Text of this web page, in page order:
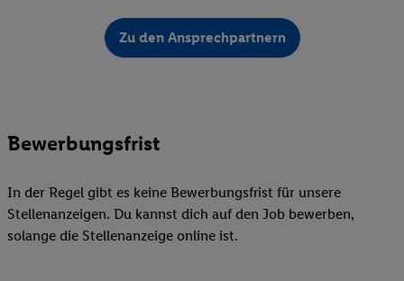
Zu den Ansprechpartnern
Bewerbungsfrist
In der Regel gibt es keine Bewerbungsfrist für unsere
Stellenanzeigen. Du kannst dich auf den Job bewerben,
solange die Stellenanzeige online ist.